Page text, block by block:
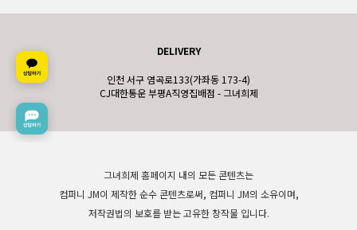
DELIVERY
인천 서구 염곡로133(가좌동 173-4)
CJ대한통운 부평A직영집배점 - 그녀희제
그녀희제 홈페이지 내의 모든 콘텐츠는
컴퍼니 JM이 제작한 순수 콘텐츠로써, 컴퍼니 JM의 소유이며,
저작권법의 보호를 받는 고유한 창작물 입니다.